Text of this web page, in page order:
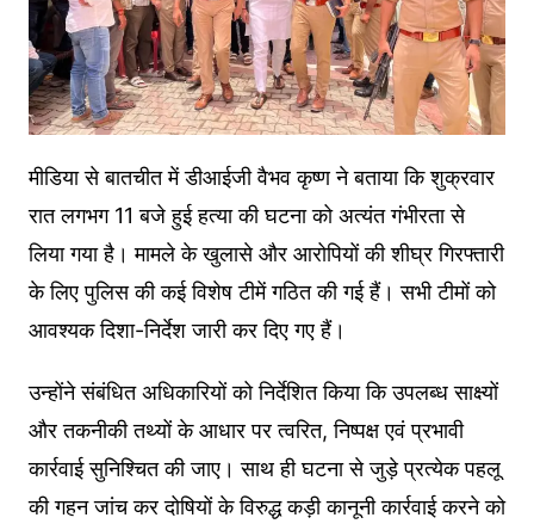
मीडिया से बातचीत में डीआईजी वैभव कृष्ण ने बताया कि शुक्रवार
रात लगभग 11 बजे हुई हत्या की घटना को अत्यंत गंभीरता से
लिया गया है। मामले के खुलासे और आरोपियों की शीघ्र गिरफ्तारी
के लिए पुलिस की कई विशेष टीमें गठित की गई हैं। सभी टीमों को
आवश्यक दिशा-निर्देश जारी कर दिए गए हैं।
उन्होंने संबंधित अधिकारियों को निर्देशित किया कि उपलब्ध साक्ष्यों
और तकनीकी तथ्यों के आधार पर त्वरित, निष्पक्ष एवं प्रभावी
कार्रवाई सुनिश्चित की जाए। साथ ही घटना से जुड़े प्रत्येक पहलू
की गहन जांच कर दोषियों के विरुद्ध कड़ी कानूनी कार्रवाई करने को